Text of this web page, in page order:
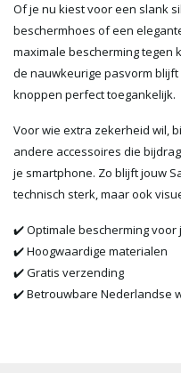
Of je nu kiest voor een slank
beschermhoes of een
maximale bescherming tegen
de nauwkeurige pasvorm
knoppen perfect toegankelijk.
Voor wie extra zekerheid wil,
andere accessoires die
je smartphone. Zo blijft jouw
technisch sterk, maar ook
✔️ Optimale bescherming voor
✔️ Hoogwaardige materialen
✔️ Gratis verzending
✔️ Betrouwbare Nederlandse